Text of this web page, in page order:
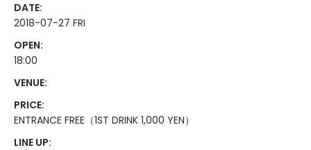
DATE:
2018-07-27 FRI
OPEN:
18:00
VENUE:
PRICE:
ENTRANCE FREE（1ST DRINK 1,000 YEN）
LINE UP: